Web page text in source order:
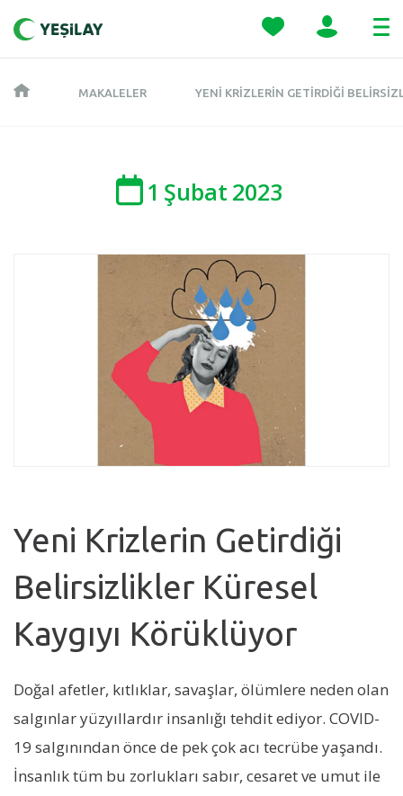
MAKALELER YENI KRIZLERIN GETIRDIĞI
1 Şubat 2023
Yeni Krizlerin Getirdiği
Belirsizlikler Küresel
Kaygıyı Körüklüyor
Doğal afetler, kıtlıklar, savaşlar, ölümlere neden olan
salgınlar yüzyıllardır insanlığı tehdit ediyor. COVID-
19 salgınından önce de pek çok acı tecrübe yaşandı.
İnsanlık tüm bu zorlukları sabır, cesaret ve umut ile